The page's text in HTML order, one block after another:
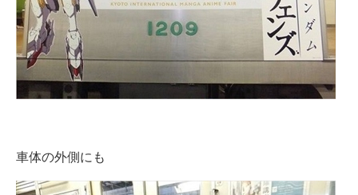
車体の外側にも